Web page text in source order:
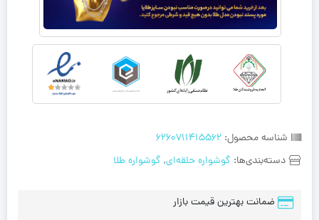
شناسه محصول: 6260711415562
دسته‌بندی‌ها: گوشواره حلقه‌ای, گوشواره طلا
ضمانت بهترین قیمت بازار